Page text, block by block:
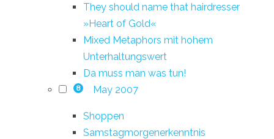
They should name that hairdresser
»Heart of Gold«
Mixed Metaphors mit hohem
Unterhaltungswert
Da muss man was tun!
8 May 2007
Shoppen
Samstagmorgenerkenntnis